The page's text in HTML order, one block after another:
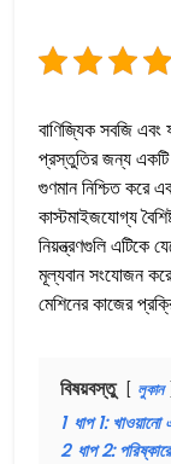
বাণিজ্যিক সবজি এবং
প্রস্তুতির জন্য একটি
গুণমান নিশ্চিত করে
কাস্টমাইজযোগ্য
নিয়ন্ত্রণগুলি এটিকে
মূল্যবান সংযোজন
মেশিনের কাজের
বিষয়বস্তু লুকান
1 ধাপ 1: খাওয়ানো
2 ধাপ 2: